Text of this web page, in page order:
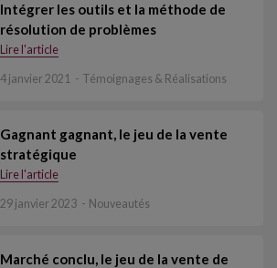
Intégrer les outils et la méthode de
résolution de problèmes
Lire l'article
4 janvier 2021 Témoignages & Réalisations
Gagnant gagnant, le jeu de la vente
stratégique
Lire l'article
29 janvier 2023 Nouveautés
Marché conclu, le jeu de la vente de